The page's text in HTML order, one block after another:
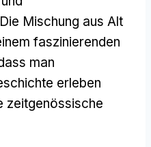
Mischung aus Alt
faszinierenden
man
erleben
zeitgenössische